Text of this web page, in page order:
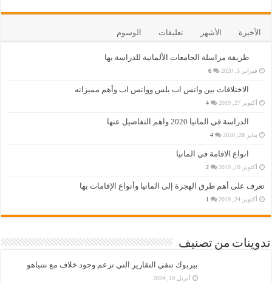
الأخيرة الأشهر تعليقات الوسوم
طريقة مراسلة الجامعات الألمانية للدراسة بها
فبراير 5, 2020 6
الاختلافات بين واتس اب بلس وواتس اب وأهم مميزاته
أكتوبر 27, 2019 4
الدراسة في المانيا 2020 واهم التفاصيل عنها
يناير 28, 2020 4
انواع الاقامة في المانيا
أكتوبر 10, 2019 2
تعرف على أهم طرق الهجرة إلى المانيا وأنواع الإقامات بها
أكتوبر 24, 2019 1
تدوينات من تصنيف
بيربوك تنفي التقارير التي تزعم وجود خلاف مع نتنياهو
أبريل 19, 2024